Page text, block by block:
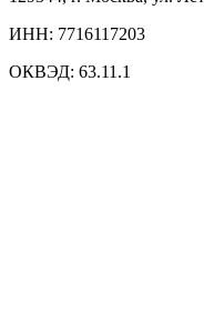
ИНН: 7716117203
ОКВЭД: 63.11.1